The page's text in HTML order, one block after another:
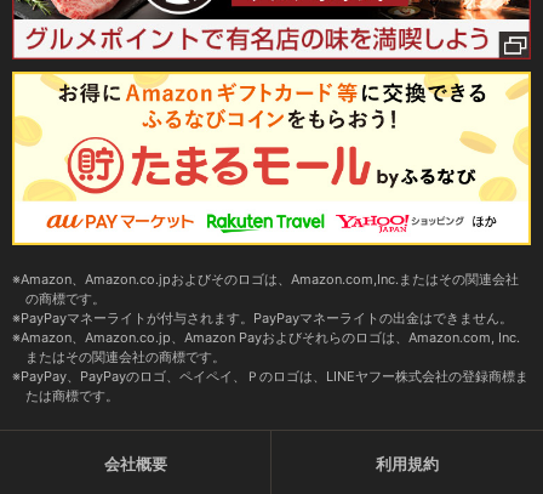
Amazon、Amazon.co.jpおよびそのロゴは、Amazon.com,Inc.またはその関連会社
の商標です。
PayPayマネーライトが付与されます。PayPayマネーライトの出金はできません。
Amazon、Amazon.co.jp、Amazon Payおよびそれらのロゴは、Amazon.com, Inc.
またはその関連会社の商標です。
PayPay、PayPayのロゴ、ペイペイ、Ｐのロゴは、LINEヤフー株式会社の登録商標ま
たは商標です。
会社概要 利用規約